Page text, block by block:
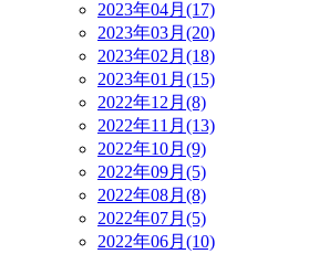
2023年04月(17)
2023年03月(20)
2023年02月(18)
2023年01月(15)
2022年12月(8)
2022年11月(13)
2022年10月(9)
2022年09月(5)
2022年08月(8)
2022年07月(5)
2022年06月(10)